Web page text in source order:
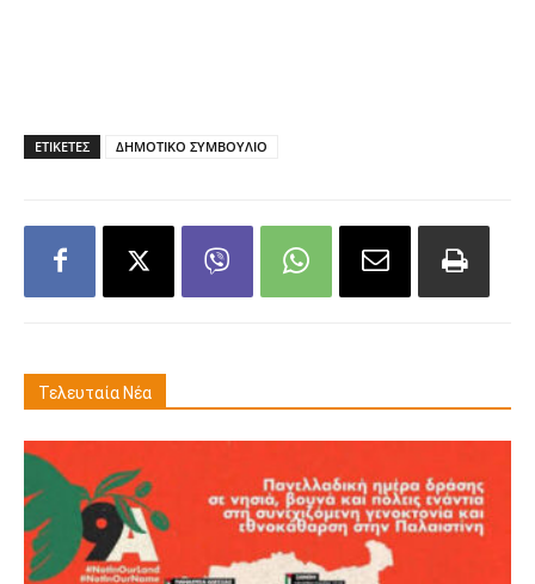
ΕΤΙΚΕΤΕΣ ΔΗΜΟΤΙΚΟ ΣΥΜΒΟΥΛΙΟ
Τελευταία Νέα